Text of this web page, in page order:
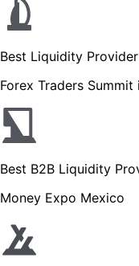
Best Liquidity Provider
Forex Traders Summit
Best B2B Liquidity
Money Expo Mexico